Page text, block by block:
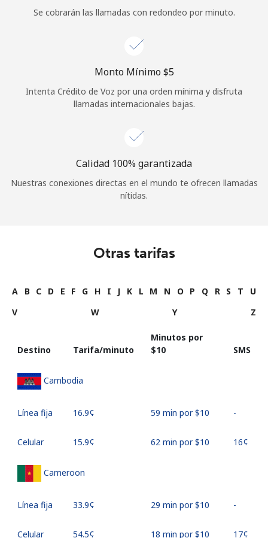
Continuar con
Se cobrarán las llamadas con redondeo por minuto.
Monto Mínimo ⁦$5⁩
Intenta Crédito de Voz por una orden mínima y disfruta
llamadas internacionales bajas.
Calidad 100% garantizada
Nuestras conexiones directas en el mundo te ofrecen llamadas
nítidas.
Otras tarifas
A B C D E F G H I J K L M N O P Q R S T
U
V
W Y Z
Destino Tarifa/minuto
Minutos por
⁦$10⁩
SMS
Cambodia
Línea fija ⁦16.9¢⁩ 59 min por ⁦$10⁩ -
Celular ⁦15.9¢⁩ 62 min por ⁦$10⁩ ⁦16¢⁩
Cameroon
Línea fija ⁦33.9¢⁩ 29 min por ⁦$10⁩ -
Celular ⁦54.5¢⁩ 18 min por ⁦$10⁩ ⁦17¢⁩